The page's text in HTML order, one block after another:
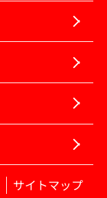
サイトマップ